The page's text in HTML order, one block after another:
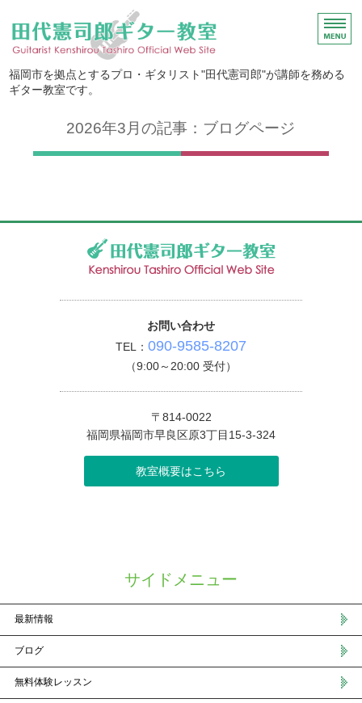
無料体験あり・出張
福岡市を拠点とするプロ・ギタリスト"田代憲司郎"が講師を務める
ギター教室です。
2026年3月の記事：ブログページ
お問い合わせ
TEL： 090-9585-8207
（9:00～20:00 受付）
〒814-0022
福岡県福岡市早良区原3丁目15-3-324
教室概要はこちら
サイドメニュー
最新情報
ブログ
無料体験レッスン